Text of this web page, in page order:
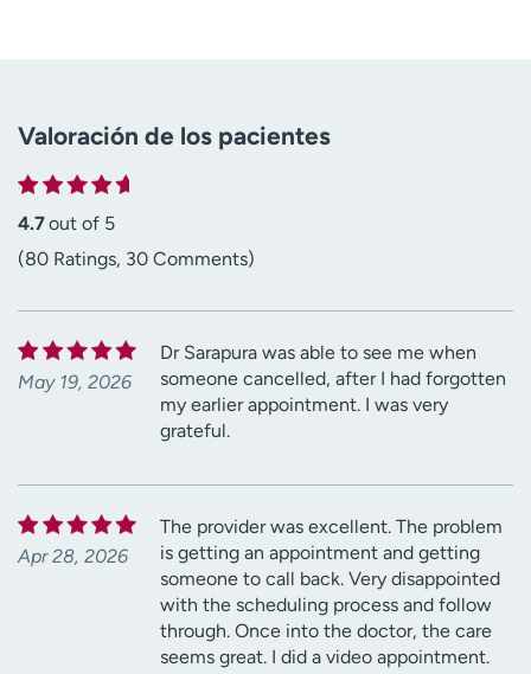
Valoración de los pacientes
4.7out of 5
(80 Ratings, 30 Comments)
May 19, 2026
Dr Sarapura was able to see me when
someone cancelled, after I had forgotten
my earlier appointment. I was very
grateful.
Apr 28, 2026
The provider was excellent. The problem
is getting an appointment and getting
someone to call back. Very disappointed
with the scheduling process and follow
through. Once into the doctor, the care
seems great. I did a video appointment.